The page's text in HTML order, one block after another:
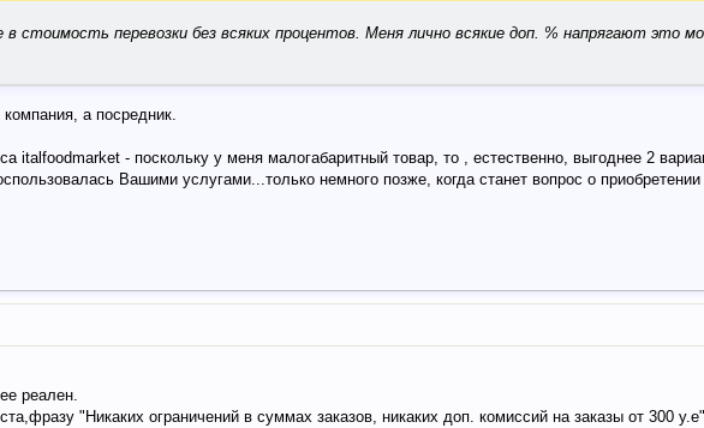
в стоимость перевозки без всяких процентов. Меня лично всякие доп. % напрягают это
а посредник.
italfoodmarket - поскольку у меня малогабаритный товар, то , естественно, выгоднее 2
Вашими услугами...только немного позже, когда станет вопрос о
реален.
"Никаких ограничений в суммах заказов, никаких доп. комиссий на заказы от 300